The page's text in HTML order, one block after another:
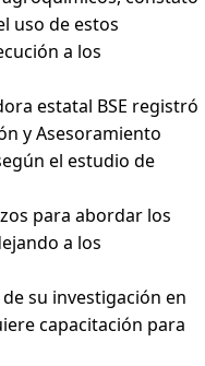
uso de estos
a los
estatal BSE registró
y Asesoramiento
el estudio de
para abordar los
a los
su investigación en
capacitación para